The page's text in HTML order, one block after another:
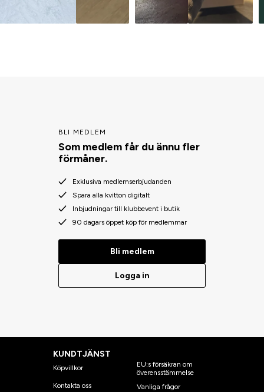
BLI MEDLEM
Som medlem får du ännu fler
förmåner.
Exklusiva medlemserbjudanden
Spara alla kvitton digitalt
Inbjudningar till klubbevent i butik
90 dagars öppet köp för medlemmar
Bli medlem
Logga in
KUNDTJÄNST
Köpvillkor
Kontakta oss
EU:s försäkran om
överensstämmelse
Vanliga frågor